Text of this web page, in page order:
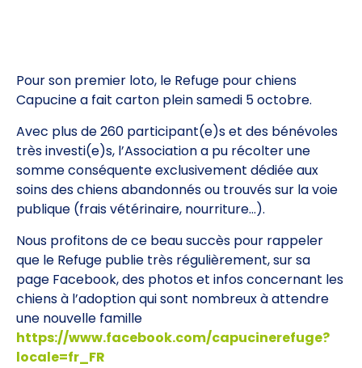
Pour son premier loto, le Refuge pour chiens
Capucine a fait carton plein samedi 5 octobre.
Avec plus de 260 participant(e)s et des bénévoles
très investi(e)s, l’Association a pu récolter une
somme conséquente exclusivement dédiée aux
soins des chiens abandonnés ou trouvés sur la voie
publique (frais vétérinaire, nourriture…).
Nous profitons de ce beau succès pour rappeler
que le Refuge publie très régulièrement, sur sa
page Facebook, des photos et infos concernant les
chiens à l’adoption qui sont nombreux à attendre
une nouvelle famille
https://www.facebook.com/capucinerefuge?
locale=fr_FR